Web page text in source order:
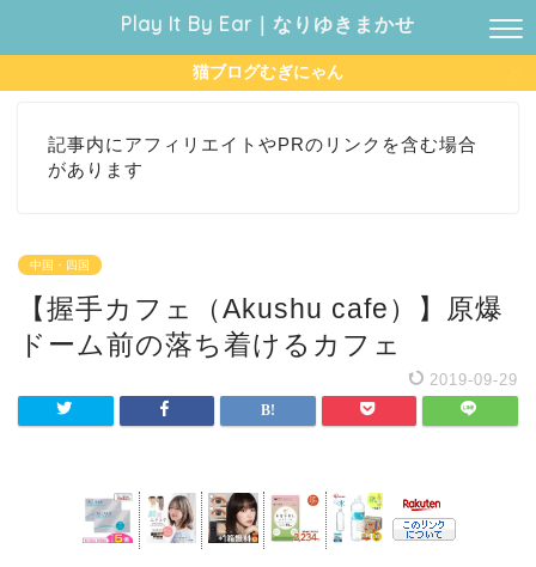
Play It By Ear｜なりゆきまかせ
猫ブログむぎにゃん
記事内にアフィリエイトやPRのリンクを含む場合
があります
中国・四国
【握手カフェ（Akushu cafe）】原爆
ドーム前の落ち着けるカフェ
2019-09-29